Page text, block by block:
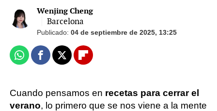
Wenjing Cheng
Barcelona
Publicado: 04 de septiembre de 2025, 13:25
WhatsappFacebook
X Flipboard
Cuando pensamos en recetas para cerrar el
verano, lo primero que se nos viene a la mente